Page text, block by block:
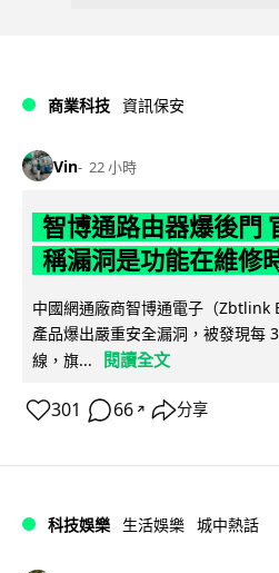
商業科技 資訊保安
Vin 22 小時
智博通路由器爆後門
稱漏洞是功能在維修
中國網通廠商智博通電子（
產品爆出嚴重安全漏洞，被發現每
線，旗...
閱讀全文
301 66 ↗ 分享
科技娛樂 生活娛樂 城中熱話